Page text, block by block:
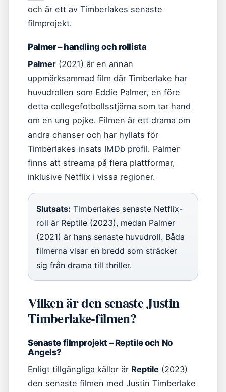
och är ett av Timberlakes senaste
filmprojekt.
Palmer – handling och rollista
Palmer (2021) är en annan
uppmärksammad film där Timberlake har
huvudrollen som Eddie Palmer, en före
detta collegefotbollsstjärna som tar hand
om en ung pojke. Filmen är ett drama om
andra chanser och har hyllats för
Timberlakes insats IMDb profil. Palmer
finns att streama på flera plattformar,
inklusive Netflix i vissa regioner.
Slutsats: Timberlakes senaste Netflix-
roll är Reptile (2023), medan Palmer
(2021) är hans senaste huvudroll. Båda
filmerna visar en bredd som sträcker
sig från drama till thriller.
Vilken är den senaste Justin
Timberlake-filmen?
Senaste filmprojekt – Reptile och No
Angels?
Enligt tillgängliga källor är Reptile (2023)
den senaste filmen med Justin Timberlake